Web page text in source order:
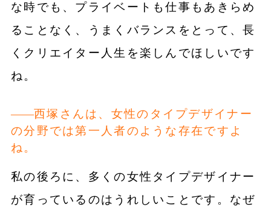
な時でも、プライベートも仕事もあきらめ
ることなく、うまくバランスをとって、長
くクリエイター人生を楽しんでほしいです
ね。
西塚さんは、女性のタイプデザイナー
の分野では第一人者のような存在ですよ
ね。
私の後ろに、多くの女性タイプデザイナー
が育っているのはうれしいことです。なぜ